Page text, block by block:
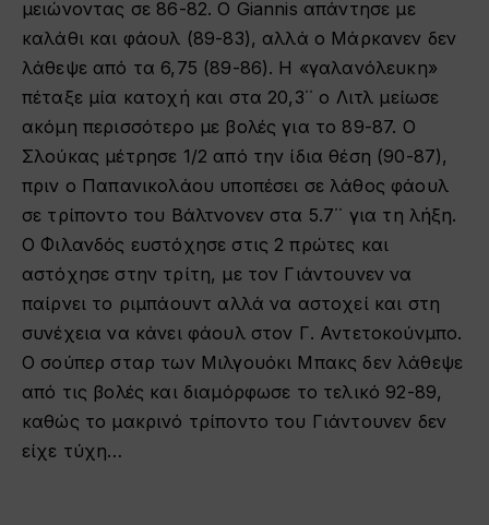
μειώνοντας σε 86-82. Ο Giannis απάντησε με
καλάθι και φάουλ (89-83), αλλά ο Μάρκανεν δεν
λάθεψε από τα 6,75 (89-86). Η «γαλανόλευκη»
πέταξε μία κατοχή και στα 20,3΄΄ ο Λιτλ μείωσε
ακόμη περισσότερο με βολές για το 89-87. Ο
Σλούκας μέτρησε 1/2 από την ίδια θέση (90-87),
πριν ο Παπανικολάου υποπέσει σε λάθος φάουλ
σε τρίποντο του Βάλτνονεν στα 5.7΄΄ για τη λήξη.
Ο Φιλανδός ευστόχησε στις 2 πρώτες και
αστόχησε στην τρίτη, με τον Γιάντουνεν να
παίρνει το ριμπάουντ αλλά να αστοχεί και στη
συνέχεια να κάνει φάουλ στον Γ. Αντετοκούνμπο.
Ο σούπερ σταρ των Μιλγουόκι Μπακς δεν λάθεψε
από τις βολές και διαμόρφωσε το τελικό 92-89,
καθώς το μακρινό τρίποντο του Γιάντουνεν δεν
είχε τύχη…